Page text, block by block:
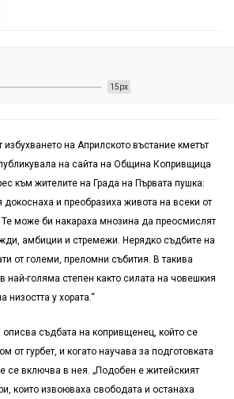
15px
на Априлското въстание кметът
на сайта на Община Копривщица
към жителите на Града на Първата пушка:
докоснаха и преобразиха живота на всеки от
може би накараха мнозина да преосмислят
амбиции и стремежи. Нерядко съдбите на
от големи, преломни събития. В такива
най-голяма степен както силата на човешкия
низостта у хората.“
съдбата на копривщенец, който се
от гурбет, и когато научава за подготовката
се включва в нея. „Подобен е житейският
които извоюваха свободата и останаха